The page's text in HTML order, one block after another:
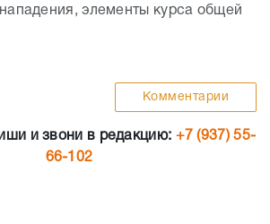
элементы курса общей
Комментарии
и звони в редакцию: +7 (937) 55-
66-102